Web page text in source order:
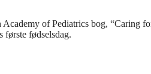
Academy of Pediatrics bog, “Caring
første fødselsdag.